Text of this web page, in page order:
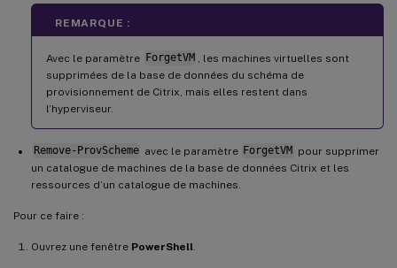
REMARQUE :
Avec le paramètre ForgetVM
, les machines virtuelles sont
supprimées de la base de données du schéma de
provisionnement de Citrix, mais elles restent dans
l’hyperviseur.
Remove-ProvScheme avec le paramètre ForgetVM pour supprimer
un catalogue de machines de la base de données Citrix et les
ressources d’un catalogue de machines.
Pour ce faire :
Ouvrez une fenêtre PowerShell